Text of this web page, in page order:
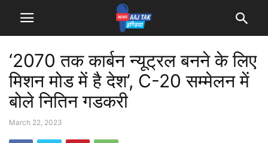
‘2070 तक कार्बन न्यूट्रल बनने के लिए
मिशन मोड में है देश’, C-20 सम्मेलन में
बोले नितिन गडकरी
March 22, 2023